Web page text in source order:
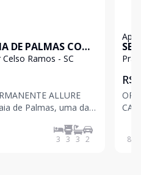
DE PALMAS COM
O MAR
Ramos - SC
ALLURE
de Palmas, uma das
nadar e surfar. Este
com uma área de
3 3 3 2
R$
nadar e
81